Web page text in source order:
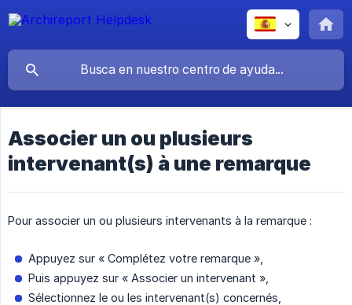
Associer un ou plusieurs
intervenant(s) à une remarque
Pour associer un ou plusieurs intervenants à la remarque :
Appuyez sur « Complétez votre remarque »,
Puis appuyez sur « Associer un intervenant »,
Sélectionnez le ou les intervenant(s) concernés,